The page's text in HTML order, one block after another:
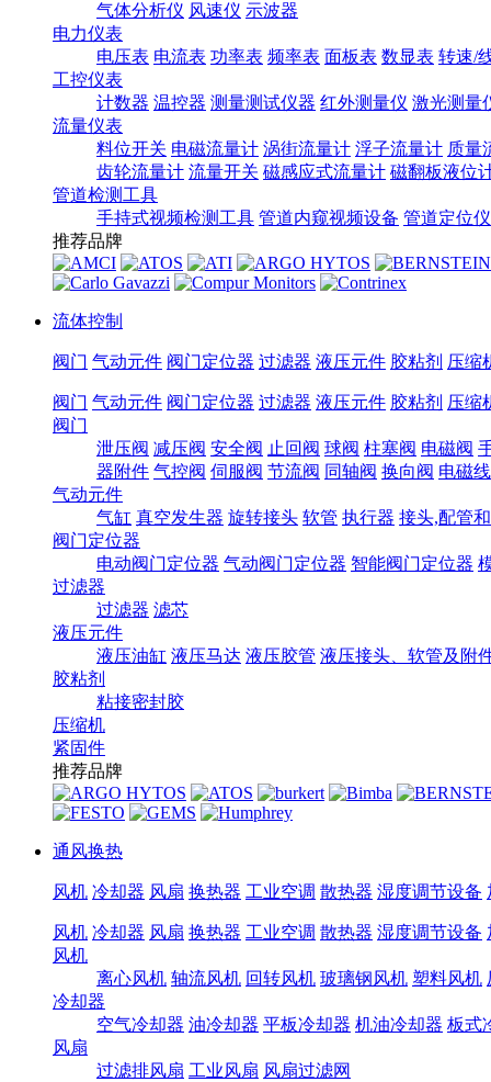
气体分析仪 风速仪 示波器
电力仪表
电压表 电流表 功率表 频率表 面板表 数显表 转速/
工控仪表
计数器 温控器 测量测试仪器 红外测量仪 激光测量
流量仪表
料位开关 电磁流量计 涡街流量计 浮子流量计 质量
齿轮流量计 流量开关 磁感应式流量计 磁翻板液位
管道检测工具
手持式视频检测工具 管道内窥视频设备 管道定位仪
推荐品牌
流体控制
阀门 气动元件 阀门定位器 过滤器 液压元件 胶粘剂 压缩
阀门 气动元件 阀门定位器 过滤器 液压元件 胶粘剂 压缩
阀门
泄压阀 减压阀 安全阀 止回阀 球阀 柱塞阀 电磁阀
器附件 气控阀 伺服阀 节流阀 同轴阀 换向阀 电磁
气动元件
气缸 真空发生器 旋转接头 软管 执行器 接头,配管
阀门定位器
电动阀门定位器 气动阀门定位器 智能阀门定位器
过滤器
过滤器 滤芯
液压元件
液压油缸 液压马达 液压胶管 液压接头、软管及附
胶粘剂
粘接密封胶
压缩机
紧固件
推荐品牌
通风换热
风机 冷却器 风扇 换热器 工业空调 散热器 湿度调节设备
风机 冷却器 风扇 换热器 工业空调 散热器 湿度调节设备
风机
离心风机 轴流风机 回转风机 玻璃钢风机 塑料风机
冷却器
空气冷却器 油冷却器 平板冷却器 机油冷却器 板式
风扇
过滤排风扇 工业风扇 风扇过滤网